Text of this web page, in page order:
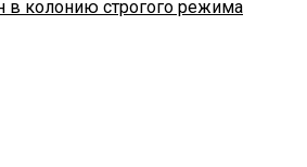
в колонию строгого режима